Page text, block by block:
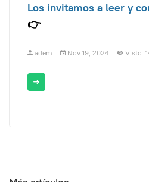
Los invitamos a leer y
👉
adem Nov 19, 2024 Visto: